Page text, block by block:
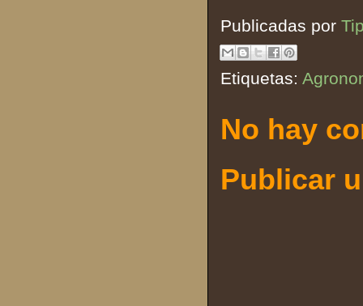
Publicadas por
Etiquetas:
No hay
Publicar